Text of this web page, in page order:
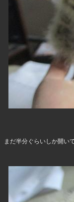
まだ半分ぐらいしか開い